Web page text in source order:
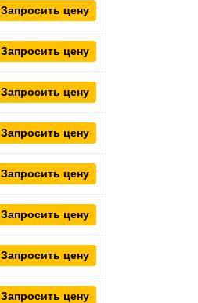
Запросить цену
Запросить цену
Запросить цену
Запросить цену
Запросить цену
Запросить цену
Запросить цену
Запросить цену